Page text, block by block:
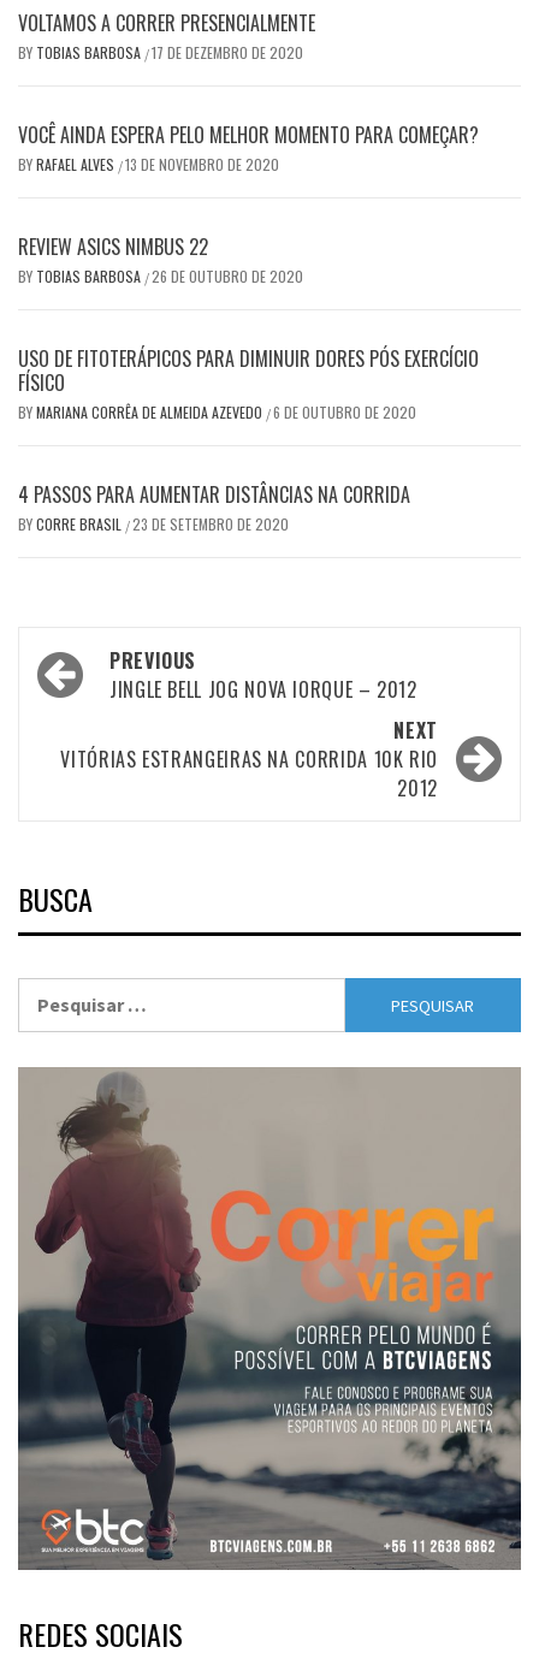
VOLTAMOS A CORRER PRESENCIALMENTE
BY TOBIAS BARBOSA /17 DE DEZEMBRO DE 2020
VOCÊ AINDA ESPERA PELO MELHOR MOMENTO PARA COMEÇAR?
BYRAFAEL ALVES /13 DE NOVEMBRO DE 2020
REVIEW ASICS NIMBUS 22
BY TOBIAS BARBOSA /26 DE OUTUBRO DE 2020
USO DE FITOTERÁPICOS PARA DIMINUIR DORES PÓS EXERCÍCIO
FÍSICO
BYMARIANA CORRÊA DE ALMEIDA AZEVEDO /6 DE OUTUBRO DE 2020
4 PASSOS PARA AUMENTAR DISTÂNCIAS NA CORRIDA
BYCORRE BRASIL /23 DE SETEMBRO DE 2020
Post
navigation
PREVIOUS
JINGLE BELL JOG NOVA IORQUE – 2012
NEXT
VITÓRIAS ESTRANGEIRAS NA CORRIDA 10K RIO
2012
BUSCA
REDES SOCIAIS